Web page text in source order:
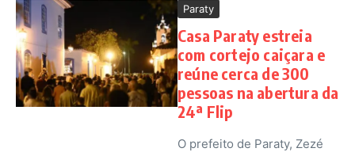
Paraty
Casa Paraty estreia
com cortejo caiçara e
reúne cerca de 300
pessoas na abertura da
24ª Flip
O prefeito de Paraty, Zezé